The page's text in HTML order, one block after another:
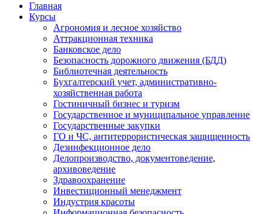
Главная
Курсы
Агрономия и лесное хозяйство
Аттракционная техника
Банковское дело
Безопасность дорожного движения (БДД)
Библиотечная деятельность
Бухгалтерский учет, административно-
хозяйственная работа
Гостиничный бизнес и туризм
Государственное и муниципальное управление
Государственные закупки
ГО и ЧС, антитеррористическая защищенность
Дезинфекционное дело
Делопроизводство, документоведение,
архивоведение
Здравоохранение
Инвестиционный менеджмент
Индустрия красоты